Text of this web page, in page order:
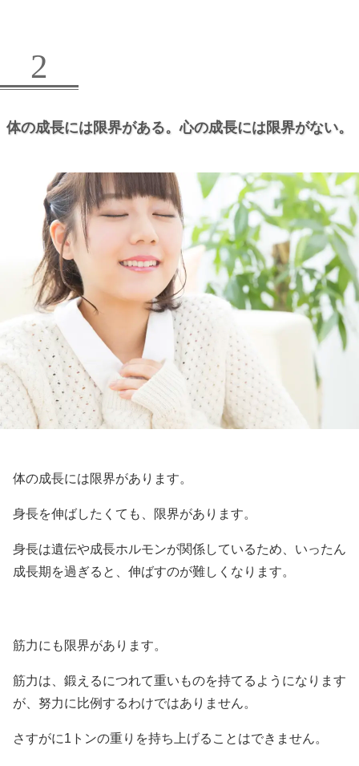
2
体の成長には限界がある。心の成長には限界がない。
体の成長には限界があります。
身長を伸ばしたくても、限界があります。
身長は遺伝や成長ホルモンが関係しているため、いったん
成長期を過ぎると、伸ばすのが難しくなります。
筋力にも限界があります。
筋力は、鍛えるにつれて重いものを持てるようになります
が、努力に比例するわけではありません。
さすがに1トンの重りを持ち上げることはできません。